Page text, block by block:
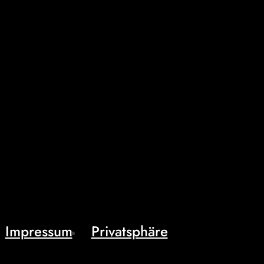
Impressum Privatsphäre